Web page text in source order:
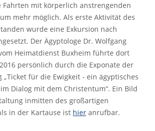
Fahrten mit körperlich anstrengenden
mehr möglich. Als erste Aktivität des
wurde eine Exkursion nach
Der Ägyptologe Dr. Wolfgang
Heimatdienst Buxheim führte dort
persönlich durch die Exponate der
„Ticket für die Ewigkeit - ein ägyptisches
Dialog mit dem Christentum“. Ein Bild
inmitten des großartigen
in der Kartause ist hier anrufbar.